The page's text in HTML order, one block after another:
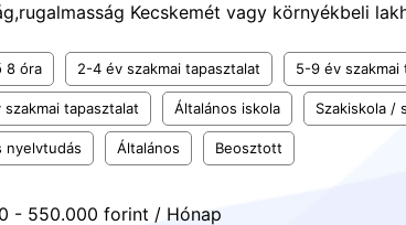
Kecskemét vagy környékbeli
8 óra 2-4 év szakmai tapasztalat 5-9 év szakmai
tapasztalat Általános iskola Szakiskola /
nyelvtudás Általános Beosztott
- 550.000 forint / Hónap